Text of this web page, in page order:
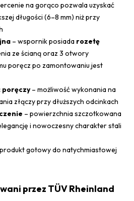
na gorąco pozwala uzyskać
długości (6–8 mm) niż przy
– wspornik posiada rozetę
ze ścianą oraz 3 otwory
poręcz po zamontowaniu jest
poręczy– możliwość wykonania na
złączy przy dłuższych odcinkach
– powierzchnia szczotkowana
i nowoczesny charakter stali
gotowy do natychmiastowej
przez TÜV Rheinland